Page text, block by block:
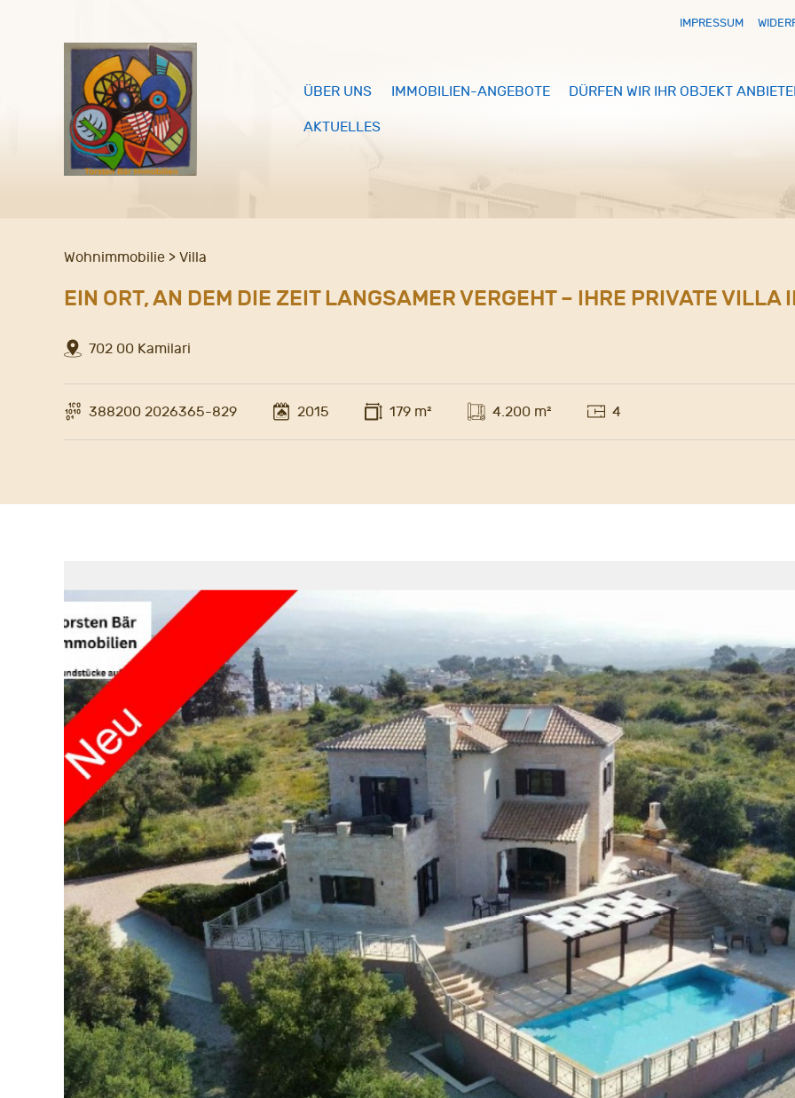
IMPRESSUM
ÜBER UNS IMMOBILIEN-ANGEBOTE DÜRFEN WIR IHR OBJEKT
AKTUELLES
Wohnimmobilie > Villa
EIN ORT, AN DEM DIE ZEIT LANGSAMER VERGEHT – IHRE PRIVATE
702 00 Kamilari
388200 2026365-829 2015 179 m² 4.200 m² 4